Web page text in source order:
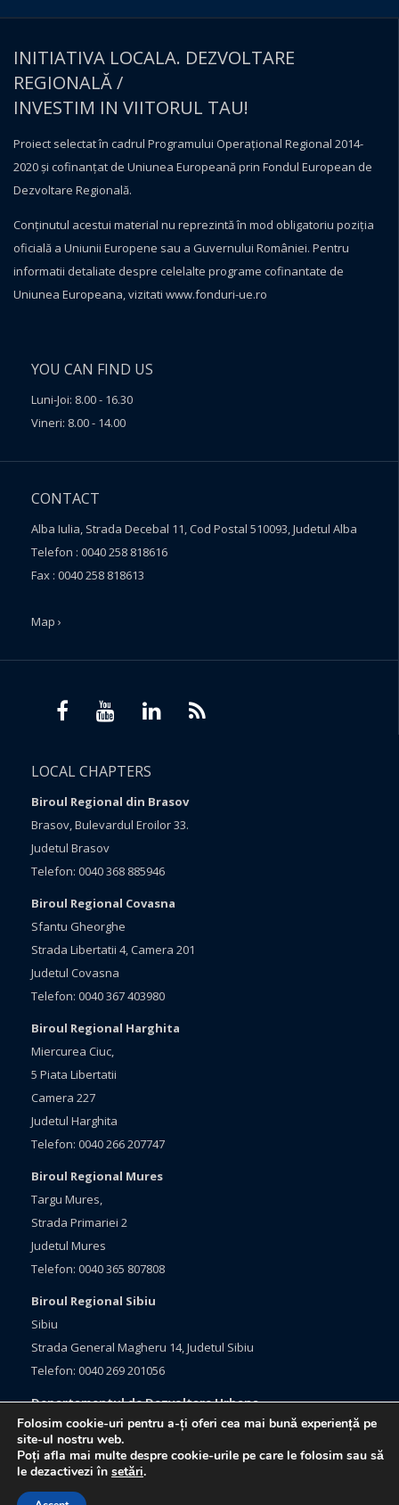
INITIATIVA LOCALA. DEZVOLTARE
REGIONALĂ /
INVESTIM IN VIITORUL TAU!
Proiect selectat în cadrul Programului Operațional Regional 2014-
2020 și cofinanțat de Uniunea Europeană prin Fondul European de
Dezvoltare Regională.
Conţinutul acestui material nu reprezintă în mod obligatoriu poziţia
oficială a Uniunii Europene sau a Guvernului României. Pentru
informatii detaliate despre celelalte programe cofinantate de
Uniunea Europeana, vizitati www.fonduri-ue.ro
YOU CAN FIND US
Luni-Joi: 8.00 - 16.30
Vineri: 8.00 - 14.00
CONTACT
Alba Iulia, Strada Decebal 11, Cod Postal 510093, Judetul Alba
Telefon : 0040 258 818616
Fax : 0040 258 818613
Map ›
LOCAL CHAPTERS
Biroul Regional din Brasov
Brasov, Bulevardul Eroilor 33.
Judetul Brasov
Telefon: 0040 368 885946
Biroul Regional Covasna
Sfantu Gheorghe
Strada Libertatii 4, Camera 201
Judetul Covasna
Telefon: 0040 367 403980
Biroul Regional Harghita
Miercurea Ciuc,
5 Piata Libertatii
Camera 227
Judetul Harghita
Telefon: 0040 266 207747
Biroul Regional Mures
Targu Mures,
Strada Primariei 2
Judetul Mures
Telefon: 0040 365 807808
Biroul Regional Sibiu
Sibiu
Strada General Magheru 14, Judetul Sibiu
Telefon: 0040 269 201056
Departamentul de Dezvoltare Urbana
Brasov, Bulevardul Eroilor 33
Judetul Brasov
Telefon: 0040 368 415760
Folosim cookie-uri pentru a-ți oferi cea mai bună experiență pe
site-ul nostru web.
Poți afla mai multe despre cookie-urile pe care le folosim sau să
le dezactivezi în setări.